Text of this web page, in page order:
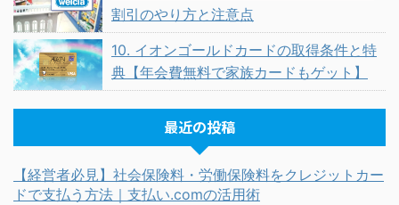
割引のやり方と注意点
10. イオンゴールドカードの取得条件と特
典【年会費無料で家族カードもゲット】
最近の投稿
【経営者必見】社会保険料・労働保険料をクレジットカー
ドで支払う方法｜支払い.comの活用術